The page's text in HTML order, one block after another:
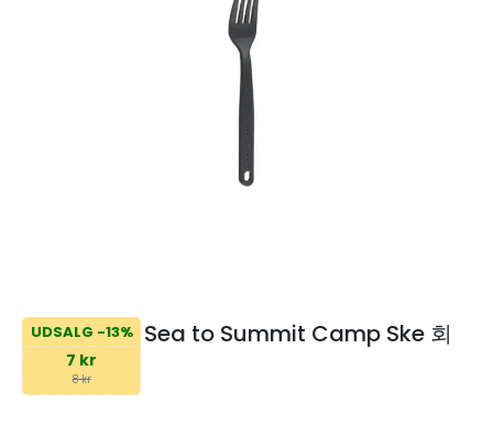
UDSALG -13%
7 kr
8 kr
Sea to Summit Camp Ske 회